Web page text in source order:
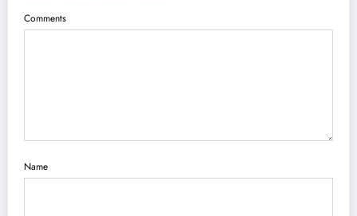
Comments
Name